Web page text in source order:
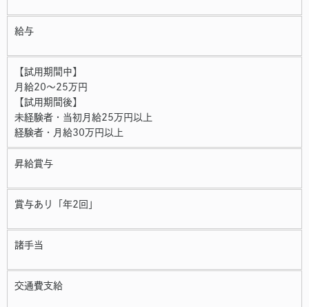
給与
【試用期間中】
月給20～25万円
【試用期間後】
未経験者・当初月給25万円以上
経験者・月給30万円以上
昇給賞与
賞与あり「年2回」
諸手当
交通費支給